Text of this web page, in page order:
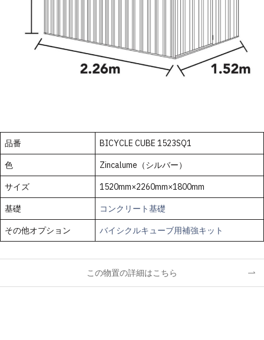
品番 BICYCLE CUBE 1523SQ1
色 Zincalume（シルバー）
サイズ 1520mm×2260mm×1800mm
基礎 コンクリート基礎
その他オプション バイシクルキューブ用補強キット
この物置の詳細はこちら